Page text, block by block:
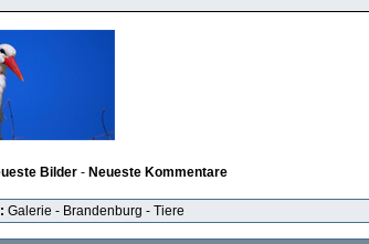
Bilder - Neueste Kommentare
Galerie - Brandenburg - Tiere